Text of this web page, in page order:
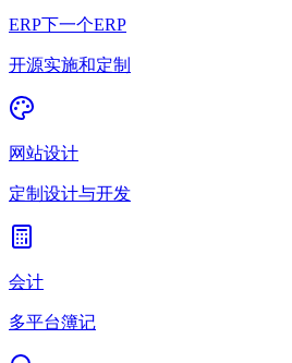
ERP下一个ERP
开源实施和定制
网站设计
定制设计与开发
会计
多平台簿记